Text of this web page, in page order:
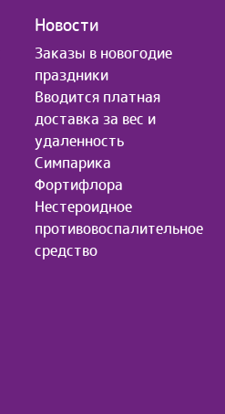
Новости
Заказы в новогодие
праздники
Вводится платная
доставка за вес и
удаленность
Симпарика
Фортифлора
Нестероидное
противовоспалительное
средство